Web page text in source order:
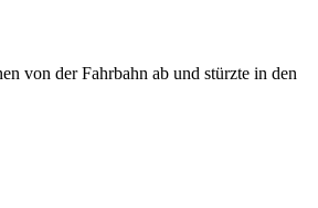
von der Fahrbahn ab und stürzte in den